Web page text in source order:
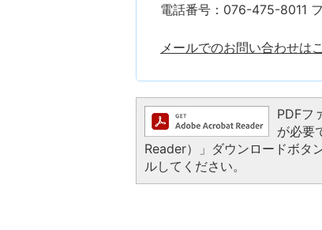
電話番号：076-475-8011
メールでのお問い合わせは
PDFフ
が必要
Reader）」ダウンロードボタ
ルしてください。